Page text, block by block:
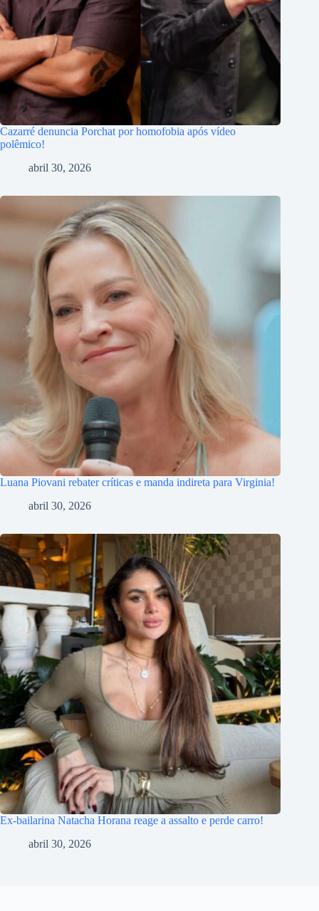
Cazarré denuncia Porchat por homofobia após vídeo
polêmico!
abril 30, 2026
Luana Piovani rebater críticas e manda indireta para Virginia!
abril 30, 2026
Ex-bailarina Natacha Horana reage a assalto e perde carro!
abril 30, 2026